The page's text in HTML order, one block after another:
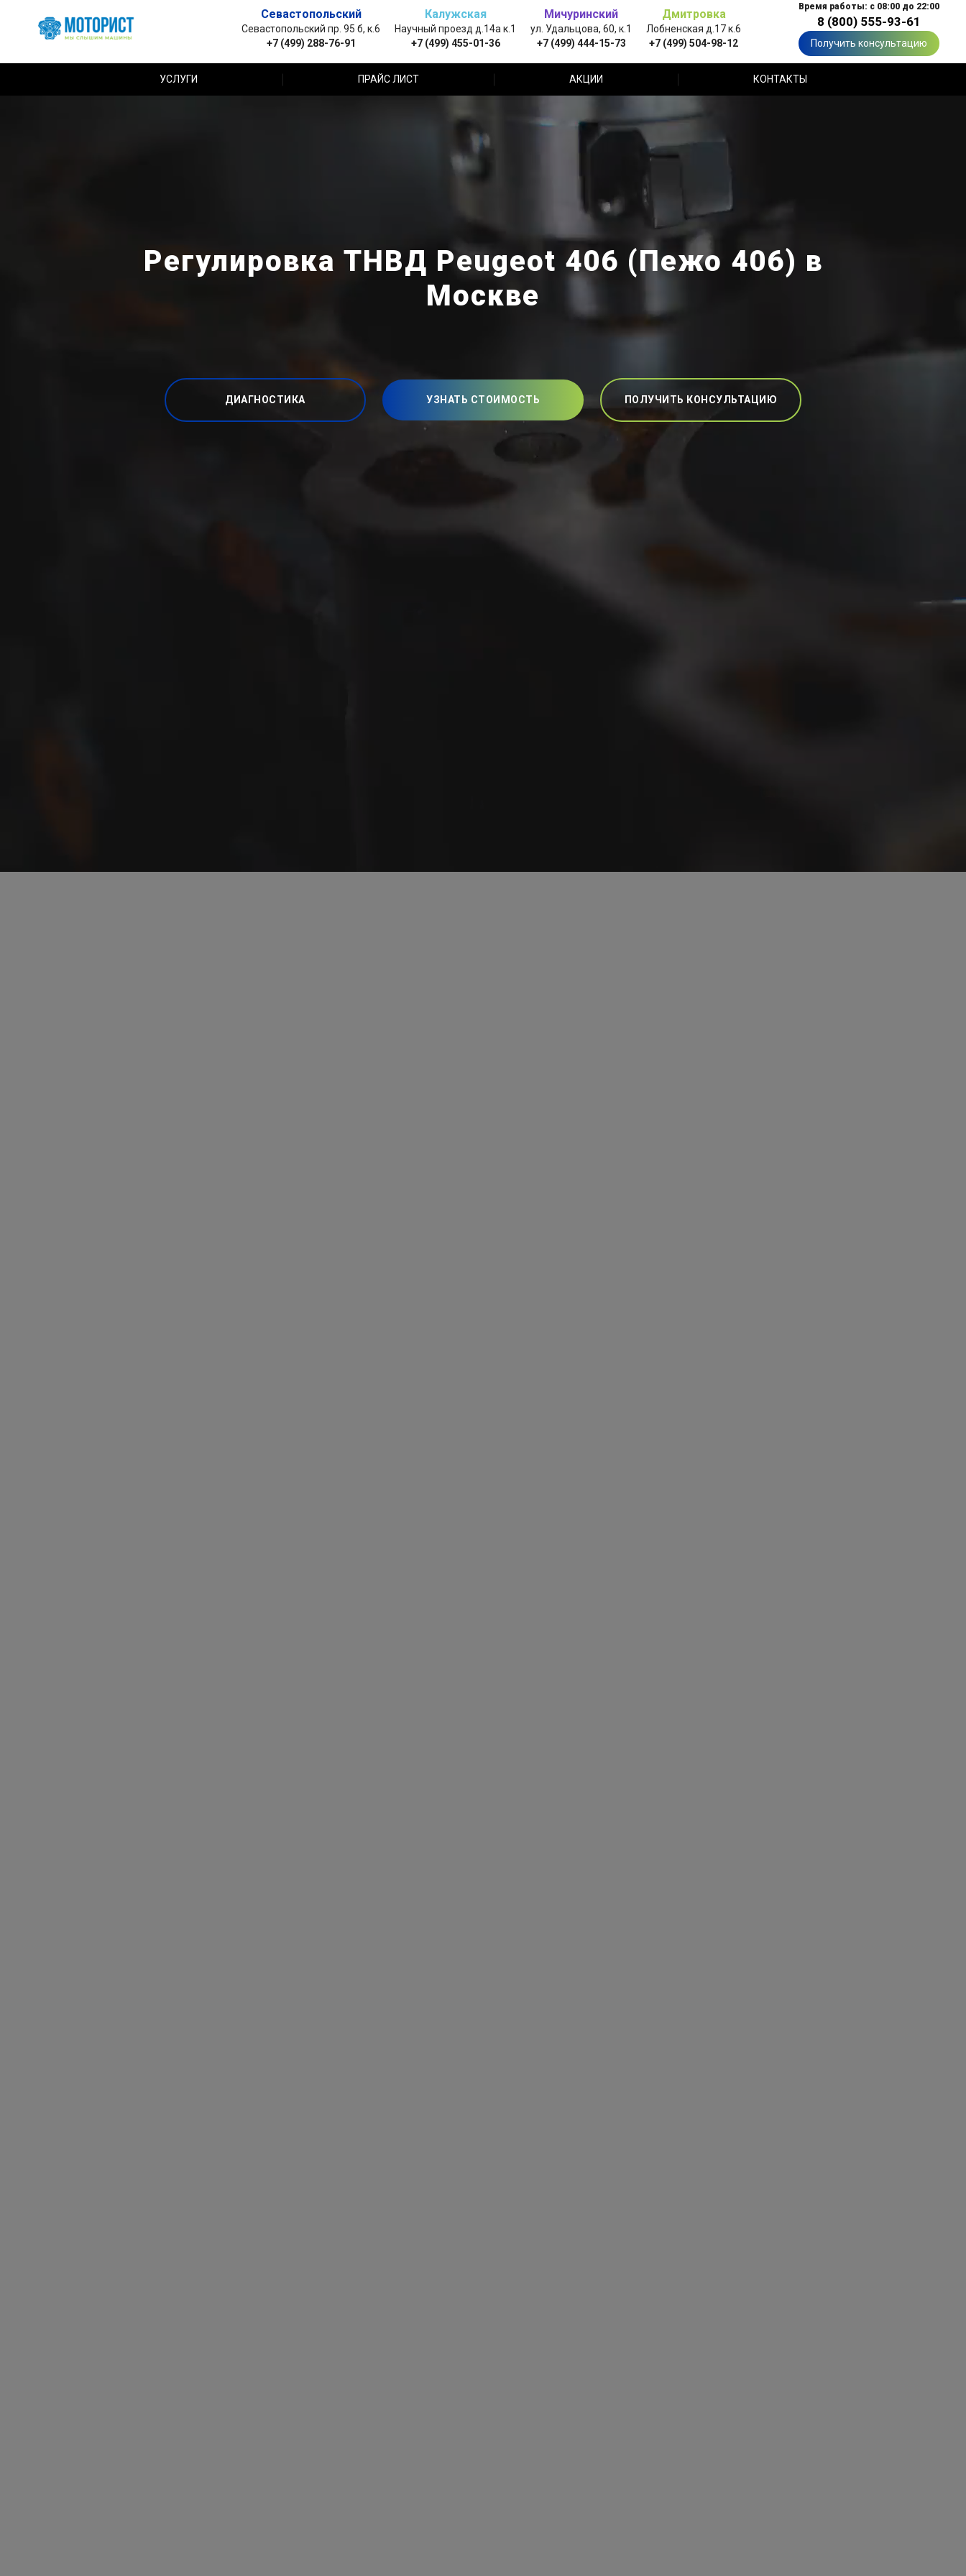
Севастопольский
Севастопольский пр. 95 б, к.6
+7 (499) 288-76-91
Калужская
Научный проезд д.14а к.1
+7 (499) 455-01-36
Мичуринский
ул. Удальцова, 60, к.1
+7 (499) 444-15-73
Дмитровка
Лобненская д.17 к.6
+7 (499) 504-98-12
Время работы: с 08:00 до 22:00
8 (800) 555-93-61
Получить консультацию
УСЛУГИ ПРАЙС ЛИСТ АКЦИИ КОНТАКТЫ
Регулировка ТНВД Peugeot 406 (Пежо 406) в
Москве
ДИАГНОСТИКА УЗНАТЬ СТОИМОСТЬ ПОЛУЧИТЬ КОНСУЛЬТАЦИЮ